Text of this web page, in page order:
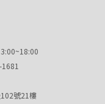
號21樓